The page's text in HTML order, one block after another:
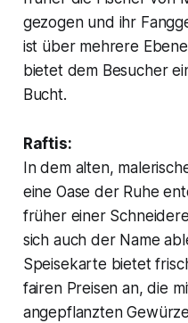
gezogen und ihr
ist über mehrere
bietet dem Besucher
Bucht.
Raftis:
In dem alten,
eine Oase der Ruhe
früher einer
sich auch der Name
Speisekarte bietet
fairen Preisen an, die
angepflanzten